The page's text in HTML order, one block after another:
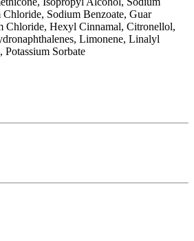
Sodium Benzoate, Guar
Chloride, Hexyl Cinnamal, Citronellol,
Limonene, Linalyl
Potassium Sorbate